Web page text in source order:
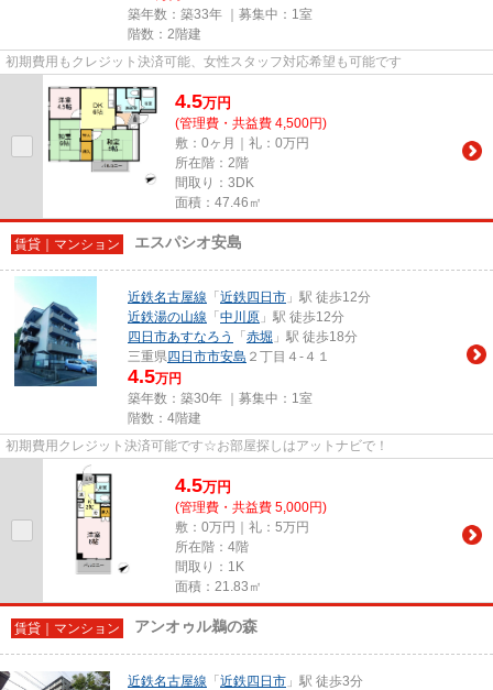
築年数：築33年 ｜募集中： 1室
階数：2階建
初期費用もクレジット決済可能、女性スタッフ対応希望も可能です
4.5万円
(管理費・共益費 4,500円)
敷：0ヶ月｜礼：0万円
所在階：2階
間取り：3DK
面積：47.46㎡
賃貸｜マンション エスパシオ安島
近鉄名古屋線 「 近鉄四日市 」駅 徒歩12分
近鉄湯の山線 「 中川原 」駅 徒歩12分
四日市あすなろう
「 赤堀 」駅 徒歩18分
三重県四日市市安島 ２丁目４-４１
4.5万円
築年数：築30年 ｜募集中： 1室
階数：4階建
初期費用クレジット決済可能です☆お部屋探しはアットナビで！
4.5万円
(管理費・共益費 5,000円)
敷：0万円｜礼：5万円
所在階：4階
間取り：1K
面積：21.83㎡
賃貸｜マンション アンオゥル鵜の森
近鉄名古屋線 「 近鉄四日市 」駅 徒歩3分